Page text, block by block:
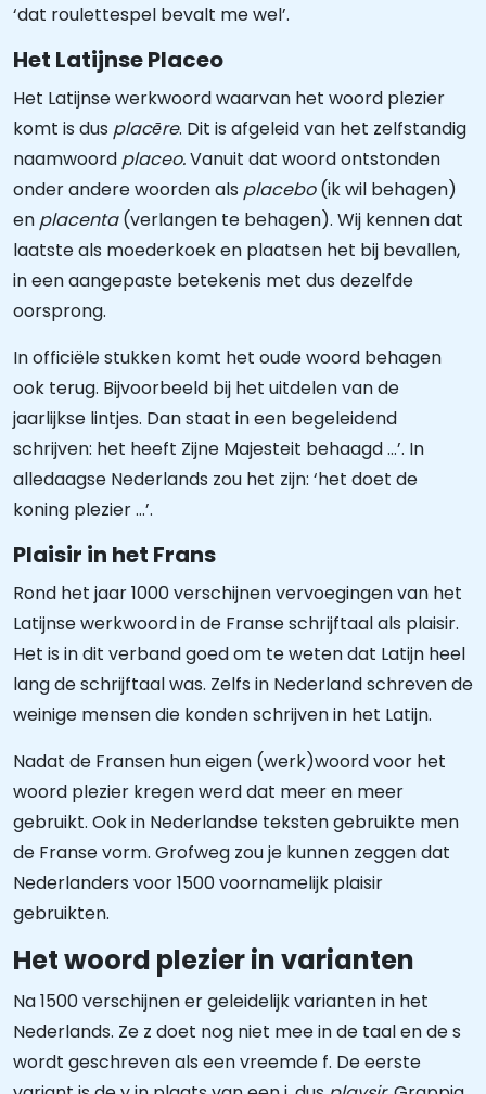
‘dat roulettespel bevalt me wel’.
Het Latijnse Placeo
Het Latijnse werkwoord waarvan het woord plezier
komt is dus placēre. Dit is afgeleid van het zelfstandig
naamwoord placeo.Vanuit dat woord ontstonden
onder andere woorden als placebo(ik wil behagen)
en placenta(verlangen te behagen). Wij kennen dat
laatste als moederkoek en plaatsen het bij bevallen,
in een aangepaste betekenis met dus dezelfde
oorsprong.
In officiële stukken komt het oude woord behagen
ook terug. Bijvoorbeeld bij het uitdelen van de
jaarlijkse lintjes. Dan staat in een begeleidend
schrijven: het heeft Zijne Majesteit behaagd …’. In
alledaagse Nederlands zou het zijn: ‘het doet de
koning plezier …’.
Plaisir in het Frans
Rond het jaar 1000 verschijnen vervoegingen van het
Latijnse werkwoord in de Franse schrijftaal als plaisir.
Het is in dit verband goed om te weten dat Latijn heel
lang de schrijftaal was. Zelfs in Nederland schreven de
weinige mensen die konden schrijven in het Latijn.
Nadat de Fransen hun eigen (werk)woord voor het
woord plezier kregen werd dat meer en meer
gebruikt. Ook in Nederlandse teksten gebruikte men
de Franse vorm. Grofweg zou je kunnen zeggen dat
Nederlanders voor 1500 voornamelijk plaisir
gebruikten.
Het woord plezier in varianten
Na 1500 verschijnen er geleidelijk varianten in het
Nederlands. Ze z doet nog niet mee in de taal en de s
wordt geschreven als een vreemde f. De eerste